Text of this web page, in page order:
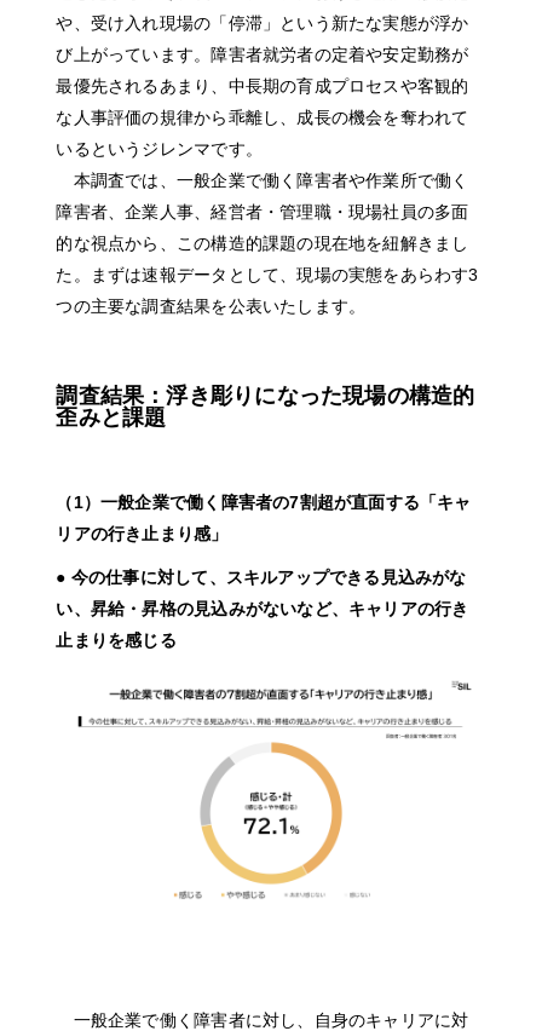
や、受け入れ現場の「停滞」という新たな実態が浮か
び上がっています。障害者就労者の定着や安定勤務が
最優先されるあまり、中長期の育成プロセスや客観的
な人事評価の規律から乖離し、成長の機会を奪われて
いるというジレンマです。
本調査では、一般企業で働く障害者や作業所で働く
障害者、企業人事、経営者・管理職・現場社員の多面
的な視点から、この構造的課題の現在地を紐解きまし
た。まずは速報データとして、現場の実態をあらわす3
つの主要な調査結果を公表いたします。
調査結果：浮き彫りになった現場の構造的
歪みと課題
（1）一般企業で働く障害者の7割超が直面する「キャ
リアの行き止まり感」
● 今の仕事に対して、スキルアップできる見込みがな
い、昇給・昇格の見込みがないなど、キャリアの行き
止まりを感じる
一般企業で働く障害者に対し、自身のキャリアに対